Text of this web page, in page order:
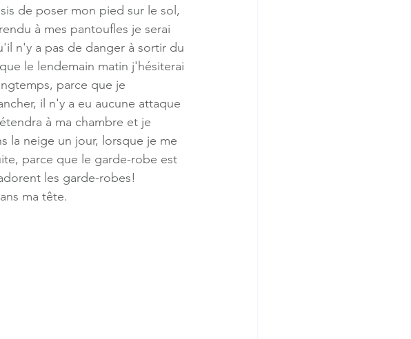
de poser mon pied sur le sol,
à mes pantoufles je serai
n'y a pas de danger à sortir du
le lendemain matin j'hésiterai
parce que je
il n'y a eu aucune attaque
à ma chambre et je
la neige un jour, lorsque je me
parce que le garde-robe est
les garde-robes!
ma tête.